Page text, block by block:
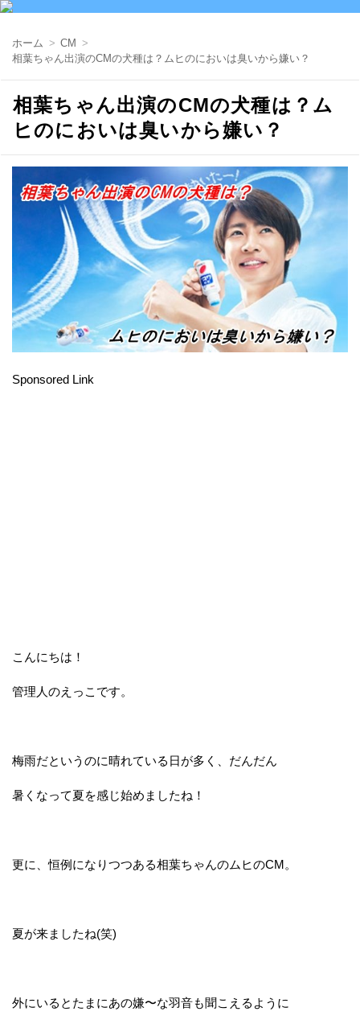
ホーム
CM
相葉ちゃん出演のCMの犬種は？ムヒのにおいは臭いから嫌い？
相葉ちゃん出演のCMの犬種は？ム
ヒのにおいは臭いから嫌い？
Sponsored Link
こんにちは！
管理人のえっこです。
梅雨だというのに晴れている日が多く、だんだん
暑くなって夏を感じ始めましたね！
更に、恒例になりつつある相葉ちゃんのムヒのCM。
夏が来ましたね(笑)
外にいるとたまにあの嫌〜な羽音も聞こえるように